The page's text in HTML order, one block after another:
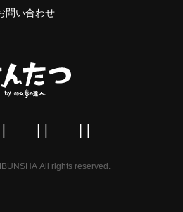
問い合わせ
All rights reserved.